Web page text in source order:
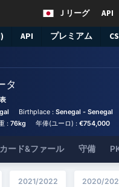
API
Ｊリーグ
API プレミアム
タ
Birthplace :Senegal - Senegal
:76kg 年俸(ユーロ) :€754,000
カード&ファール 守備
2021/2022 2020/